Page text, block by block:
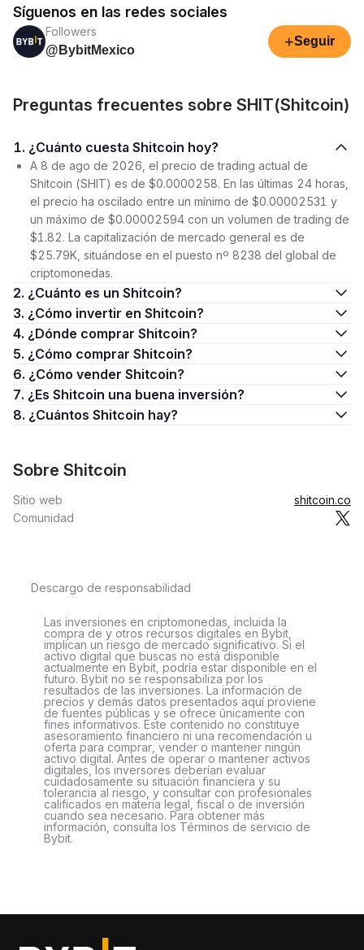
Síguenos en las redes sociales
Followers
@BybitMexico
+Seguir
Preguntas frecuentes sobre SHIT(Shitcoin)
1. ¿Cuánto cuesta Shitcoin hoy?
A 8 de ago de 2026, el precio de trading actual de
Shitcoin (SHIT) es de $0.0000258. En las últimas 24 horas,
el precio ha oscilado entre un mínimo de $0.00002531 y
un máximo de $0.00002594 con un volumen de trading de
$1.82. La capitalización de mercado general es de
$25.79K, situándose en el puesto nº 8238 del global de
criptomonedas.
2. ¿Cuánto es un Shitcoin?
3. ¿Cómo invertir en Shitcoin?
4. ¿Dónde comprar Shitcoin?
5. ¿Cómo comprar Shitcoin?
6. ¿Cómo vender Shitcoin?
7. ¿Es Shitcoin una buena inversión?
8. ¿Cuántos Shitcoin hay?
Sobre Shitcoin
Sitio web
shitcoin.co
Comunidad
Descargo de responsabilidad
Las inversiones en criptomonedas, incluida la
compra de y otros recursos digitales en Bybit,
implican un riesgo de mercado significativo. Si el
activo digital que buscas no está disponible
actualmente en Bybit, podría estar disponible en el
futuro. Bybit no se responsabiliza por los
resultados de las inversiones. La información de
precios y demás datos presentados aquí proviene
de fuentes públicas y se ofrece únicamente con
fines informativos. Este contenido no constituye
asesoramiento financiero ni una recomendación u
oferta para comprar, vender o mantener ningún
activo digital. Antes de operar o mantener activos
digitales, los inversores deberían evaluar
cuidadosamente su situación financiera y su
tolerancia al riesgo, y consultar con profesionales
calificados en materia legal, fiscal o de inversión
cuando sea necesario. Para obtener más
información, consulta los Términos de servicio de
Bybit.